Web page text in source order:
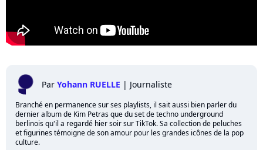
Par Yohann RUELLE | Journaliste
Branché en permanence sur ses playlists, il sait aussi bien parler du
dernier album de Kim Petras que du set de techno underground
berlinois qu'il a regardé hier soir sur TikTok. Sa collection de peluches
et figurines témoigne de son amour pour les grandes icônes de la pop
culture.